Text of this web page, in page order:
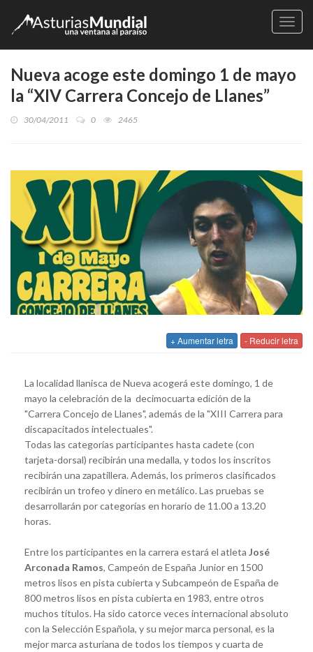
Nueva acoge este domingo 1 de mayo
la “XIV Carrera Concejo de Llanes”
30/04/2011 0 2465
+ Aumentar letra - Reducir letra
La localidad llanisca de Nueva acogerá este domingo, 1 de
mayo la celebración de la decimocuarta edición de la
"Carrera Concejo de Llanes", además de la "XIII Carrera para
discapacitados intelectuales".
Todas las categorías participantes hasta cadete (con
tarjeta-dorsal) recibirán una medalla, y todos los inscritos
recibirán una zapatillera. Además, los primeros clasificados
recibirán un trofeo y dinero en metálico. Las pruebas se
desarrollarán por categorías en horario de 11.00 a 13.20
horas.
Entre los participantes en la carrera estará el atleta José
Arconada Ramos, Campeón de España Junior en 1500
metros lisos en pista cubierta y Subcampeón de España de
800 metros lisos en pista cubierta en 1983, entre otros
muchos títulos. Ha sido catorce veces internacional absoluto
con la Selección Española, y su mejor marca personal, es la
mejor marca asturiana de todos los tiempos y cuarta de